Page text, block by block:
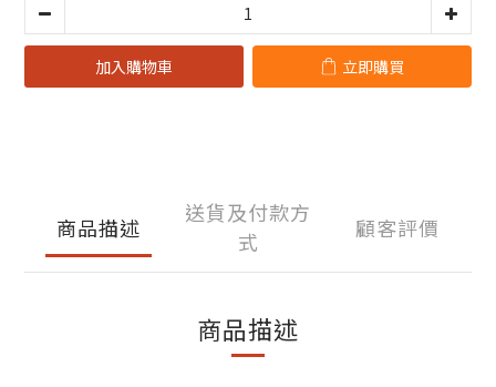
加入購物車 立即購買
商品描述
送貨及付款方
式
顧客評價
商品描述